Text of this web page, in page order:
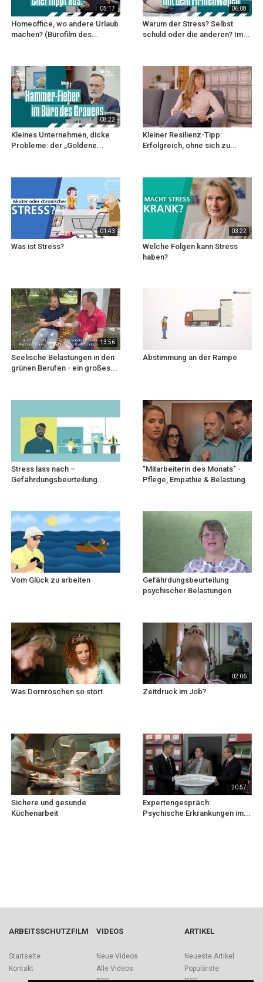
05:17
Homeoffice, wo andere Urlaub
machen? (Bürofilm des...
06:08
Warum der Stress? Selbst
schuld oder die anderen? Im...
08:22
Kleines Unternehmen, dicke
Probleme: der „Goldene...
Kleiner Resilienz-Tipp:
Erfolgreich, ohne sich zu...
01:43
Was ist Stress?
03:22
Welche Folgen kann Stress
haben?
13:56
Seelische Belastungen in den
grünen Berufen - ein großes...
Abstimmung an der Rampe
Stress lass nach –
Gefährdungsbeurteilung...
"Mitarbeiterin des Monats" -
Pflege, Empathie & Belastung
Vom Glück zu arbeiten
Gefährdungsbeurteilung
psychischer Belastungen
Was Dornröschen so stört
02:06
Zeitdruck im Job?
Sichere und gesunde
Küchenarbeit
20:57
Expertengespräch:
Psychische Erkrankungen im...
ARBEITSSCHUTZFILM
Startseite
Kontakt
VIDEOS
Neue Videos
Alle Videos
ARTIKEL
Neueste Artikel
Populärste